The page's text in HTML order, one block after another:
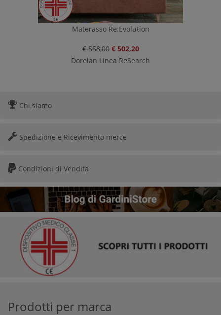
Materasso Re:Evolution
€ 558,00 € 502,20
Dorelan Linea ReSearch
Chi siamo
Spedizione e Ricevimento merce
Condizioni di Vendita
Prodotti per marca